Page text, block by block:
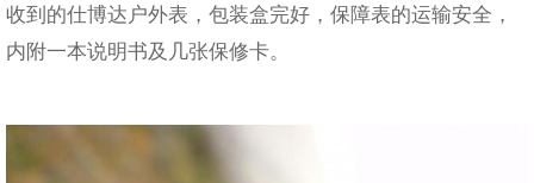
收到的仕博达户外表，包装盒完好，保障表的运输安全，
内附一本说明书及几张保修卡。